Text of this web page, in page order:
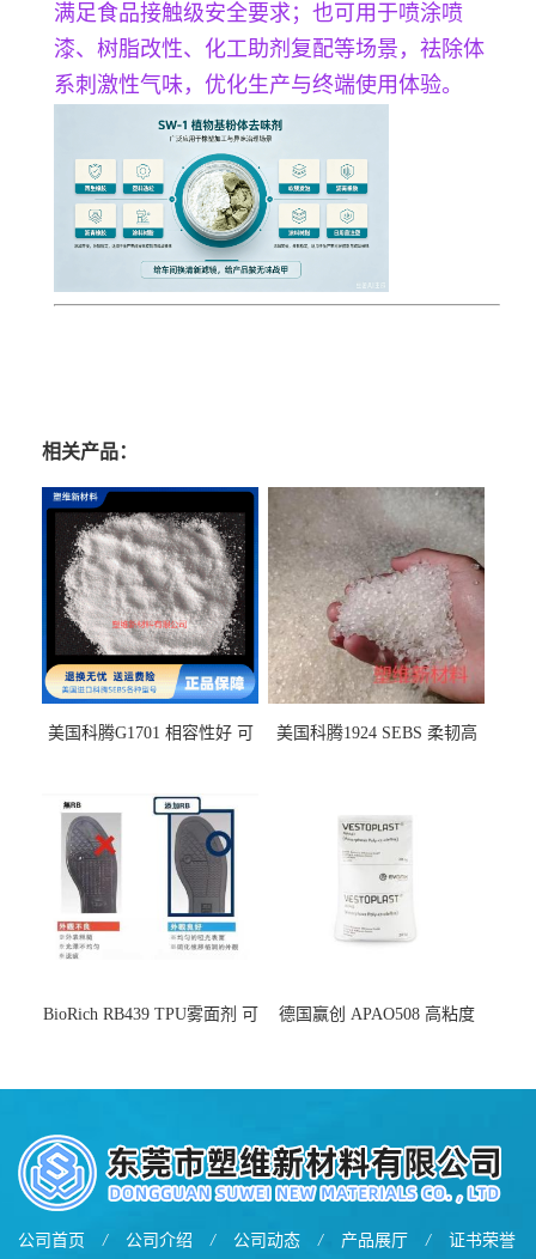
满足食品接触级安全要求；也可用于喷涂喷
漆、树脂改性、化工助剂复配等场景，祛除体
系刺激性气味，优化生产与终端使用体验。
相关产品：
美国科腾G1701 相容性好 可
美国科腾1924 SEBS 柔韧高
BioRich RB439 TPU雾面剂 可
德国赢创 APAO508 高粘度
公司首页 / 公司介绍 / 公司动态 / 产品展厅 / 证书荣誉